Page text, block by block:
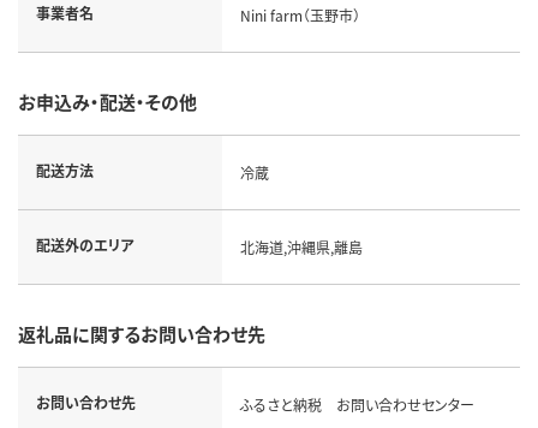
事業者名 Nini farm（玉野市）
お申込み・配送・その他
配送方法 冷蔵
配送外のエリア 北海道,沖縄県,離島
返礼品に関するお問い合わせ先
お問い合わせ先 ふるさと納税 お問い合わせセンター